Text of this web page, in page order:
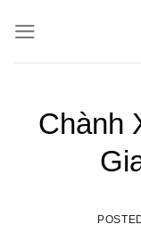
Chành